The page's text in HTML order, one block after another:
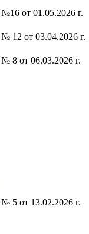
№16 от 01.05.2026 г.
№ 12 от 03.04.2026 г.
№ 8 от 06.03.2026 г.
№ 5 от 13.02.2026 г.